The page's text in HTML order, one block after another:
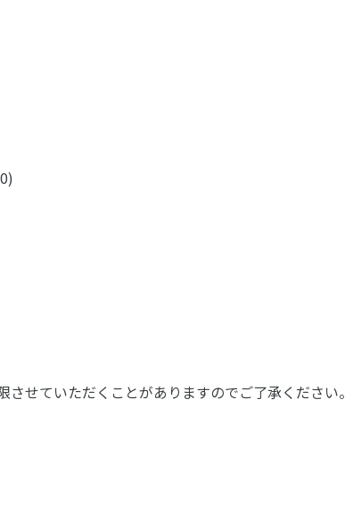
せていただくことがありますのでご了承ください。